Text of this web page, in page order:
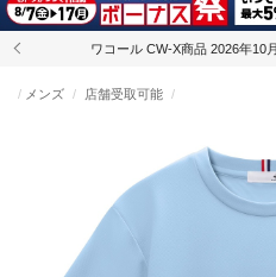
ワコール CW-X商品 2026年10
メンズ 店舗受取可能